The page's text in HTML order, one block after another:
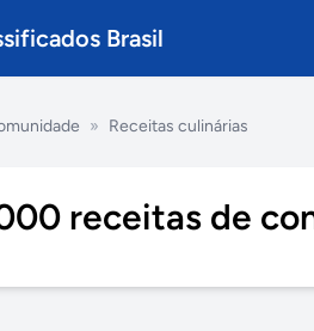
Brasil
» Receitas culinárias
receitas de